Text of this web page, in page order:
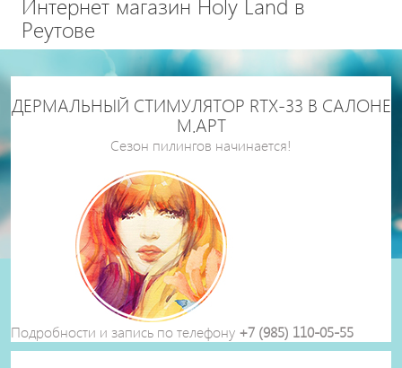
Реутове
ДЕРМАЛЬНЫЙ СТИМУЛЯТОР RTX-33 В САЛОНЕ
М.АРТ
Сезон пилингов начинается!
Подробности и запись по телефону +7 (985) 110-05-55